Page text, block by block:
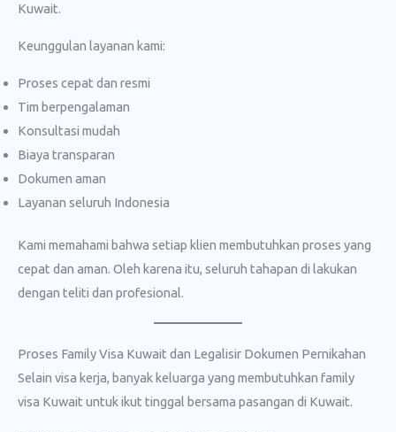
Kuwait.
Keunggulan layanan kami:
Proses cepat dan resmi
Tim berpengalaman
Konsultasi mudah
Biaya transparan
Dokumen aman
Layanan seluruh Indonesia
Kami memahami bahwa setiap klien membutuhkan proses yang
cepat dan aman. Oleh karena itu, seluruh tahapan di lakukan
dengan teliti dan profesional.
Proses Family Visa Kuwait dan Legalisir Dokumen Pernikahan
Selain visa kerja, banyak keluarga yang membutuhkan family
visa Kuwait untuk ikut tinggal bersama pasangan di Kuwait.